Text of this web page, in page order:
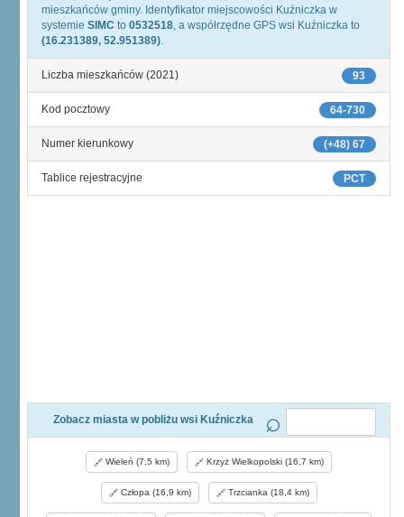
mieszkańców gminy. Identyfikator miejscowości Kuźniczka w
systemie SIMC to 0532518, a współrzędne GPS wsi Kuźniczka to
(16.231389, 52.951389).
93
Liczba mieszkańców (2021)
64-730
Kod pocztowy
(+48) 67
Numer kierunkowy
PCT
Tablice rejestracyjne
Zobacz miasta w pobliżu wsi Kuźniczka
Wieleń (7,5 km) Krzyż Wielkopolski (16,7 km)
Człopa (16,9 km) Trzcianka (18,4 km)